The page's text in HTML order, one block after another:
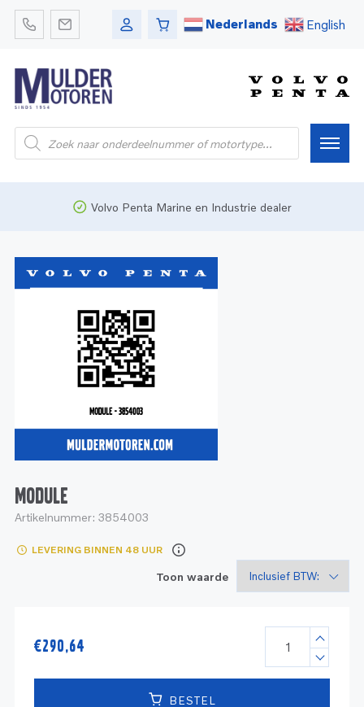
Nederlands English
Onderdelen
Bedrijfsvaart
Onderdelen
Motoren
Onderdelen
Service
Motoren
Service en onderhoud
Reman - Bedrijfsvaart
Volvo Penta Marine en Industrie dealer
MODULE
Artikelnummer: 3854003
LEVERING BINNEN 48 UUR
Toon waarde
€290,64
BESTEL